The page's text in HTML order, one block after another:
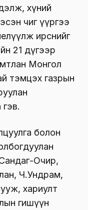
хүний
чиг үүргээ
ирснийг
21 дүгээр
Монгол
тэмцэх газрын
болон
Очир,
Ч.Ундрам,
хариулт
гишүүн